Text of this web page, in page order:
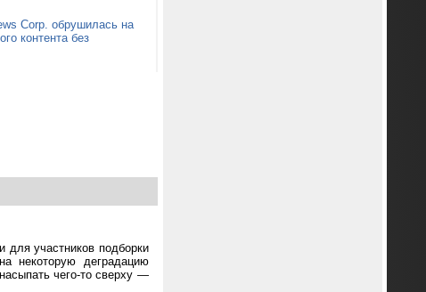
Corp. обрушилась на
контента без
для участников подборки
некоторую деградацию
чего-то сверху —